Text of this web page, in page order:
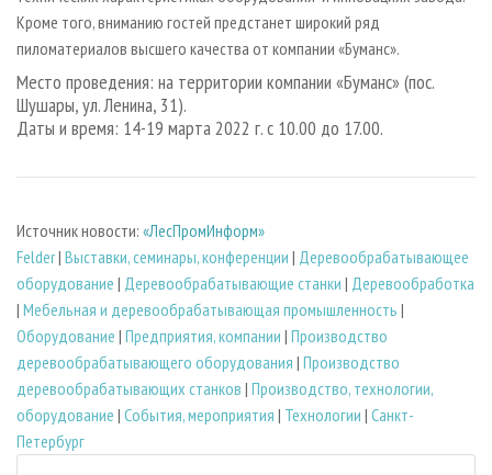
Кроме того, вниманию гостей предстанет широкий ряд
пиломатериалов высшего качества от компании «Буманс».
Место проведения: на территории компании «Буманс» (пос.
Шушары, ул. Ленина, 31).
Даты и время: 14-19 марта 2022 г. c 10.00 до 17.00.
Источник новости: «ЛесПромИнформ»
Felder| Выставки, семинары, конференции | Деревообрабатывающее
оборудование | Деревообрабатывающие станки | Деревообработка
| Мебельная и деревообрабатывающая промышленность |
Оборудование | Предприятия, компании | Производство
деревообрабатывающего оборудования | Производство
деревообрабатывающих станков | Производство, технологии,
оборудование | События, мероприятия | Технологии | Санкт-
Петербург